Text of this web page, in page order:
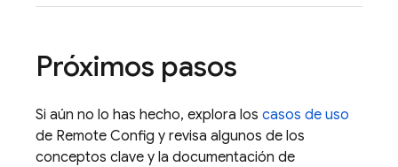
Próximos pasos
Si aún no lo has hecho, explora los casos de uso
de Remote Config y revisa algunos de los
conceptos clave y la documentación de